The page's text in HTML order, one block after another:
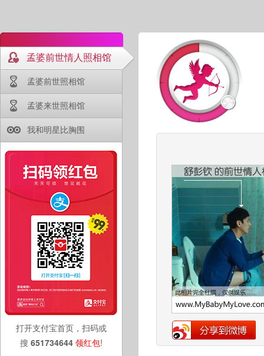
孟婆前世情人照相馆
孟婆前世照相馆
孟婆来世照相馆
我和明星比胸围
打开支付宝首页，扫码或
搜 651734644 领红包!